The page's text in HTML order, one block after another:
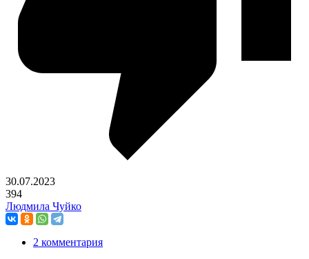
30.07.2023
394
Людмила Чуйко
2 комментария